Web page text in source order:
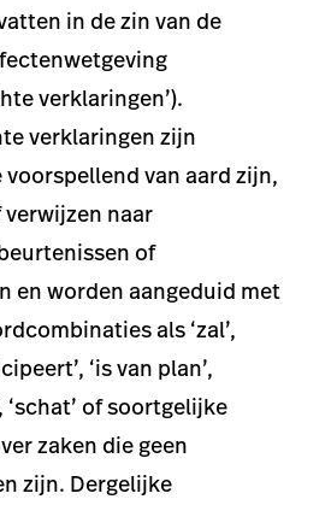
in de zin van de
verklaringen’).
verklaringen zijn
van aard zijn,
naar
of
en worden aangeduid met
als ‘zal’,
‘is van plan’,
‘schat’ of soortgelijke
zaken die geen
zijn. Dergelijke